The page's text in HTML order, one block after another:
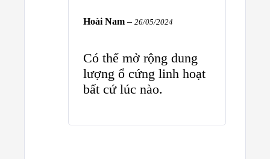
Hoài Nam – 26/05/2024
Có thể mở rộng dung
lượng ổ cứng linh hoạt
bất cứ lúc nào.